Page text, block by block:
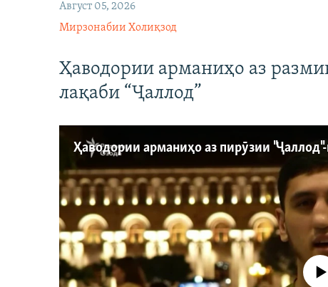
Август 05, 2026
Мирзонабии Холиқзод
Ҳаводории арманиҳо аз
лақаби “Ҷаллод”
Феълан